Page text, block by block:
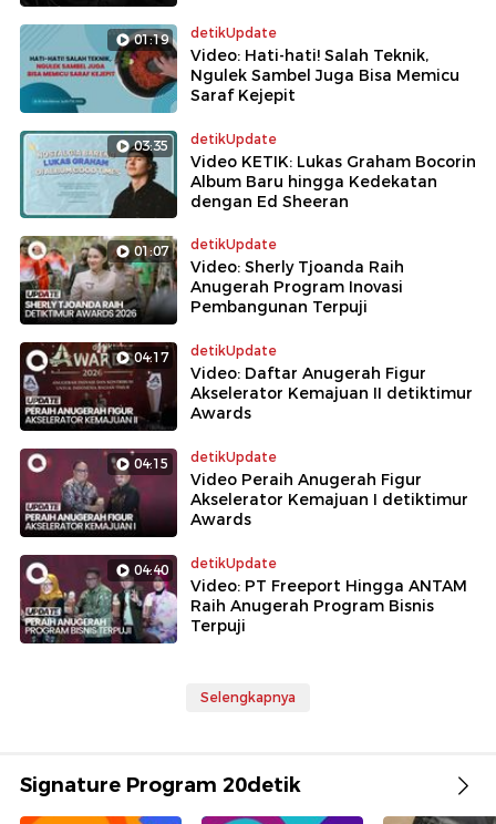
01:19 detikUpdate
Video: Hati-hati! Salah Teknik,
Ngulek Sambel Juga Bisa Memicu
Saraf Kejepit
03:35 detikUpdate
Video KETIK: Lukas Graham Bocorin
Album Baru hingga Kedekatan
dengan Ed Sheeran
01:07 detikUpdate
Video: Sherly Tjoanda Raih
Anugerah Program Inovasi
Pembangunan Terpuji
04:17 detikUpdate
Video: Daftar Anugerah Figur
Akselerator Kemajuan II detiktimur
Awards
04:15 detikUpdate
Video Peraih Anugerah Figur
Akselerator Kemajuan I detiktimur
Awards
04:40 detikUpdate
Video: PT Freeport Hingga ANTAM
Raih Anugerah Program Bisnis
Terpuji
Selengkapnya
Signature Program 20detik